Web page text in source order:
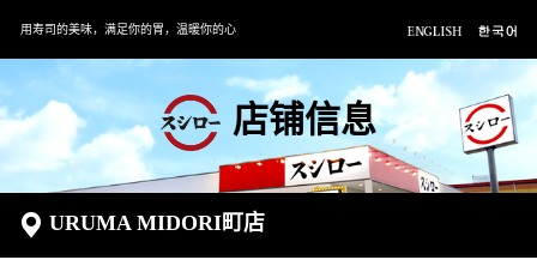
用寿司的美味，满足你的胃，温暖你的心
店铺信息
URUMA MIDORI町店